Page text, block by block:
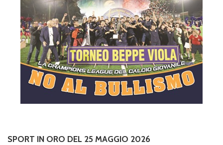
SPORT IN ORO DEL 25 MAGGIO 2026